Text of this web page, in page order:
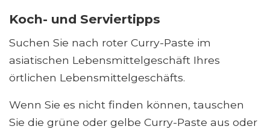
Koch- und Serviertipps
Suchen Sie nach roter Curry-Paste im
asiatischen Lebensmittelgeschäft Ihres
örtlichen Lebensmittelgeschäfts.
Wenn Sie es nicht finden können, tauschen
Sie die grüne oder gelbe Curry-Paste aus oder